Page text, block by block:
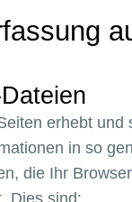
erhebt und
in so
die Ihr
Dies sind: